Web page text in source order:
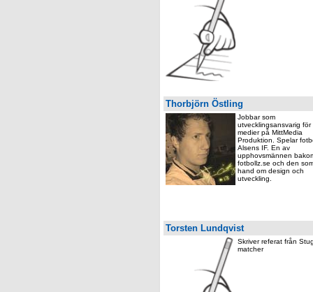
Thorbjörn Östling
Jobbar som
utvecklingsansvarig för
medier på MittMedia
Produktion. Spelar
Alsens IF. En av
upphovsmännen
fotbollz.se och den
hand om design och
utveckling.
Torsten Lundqvist
Skriver referat från
matcher